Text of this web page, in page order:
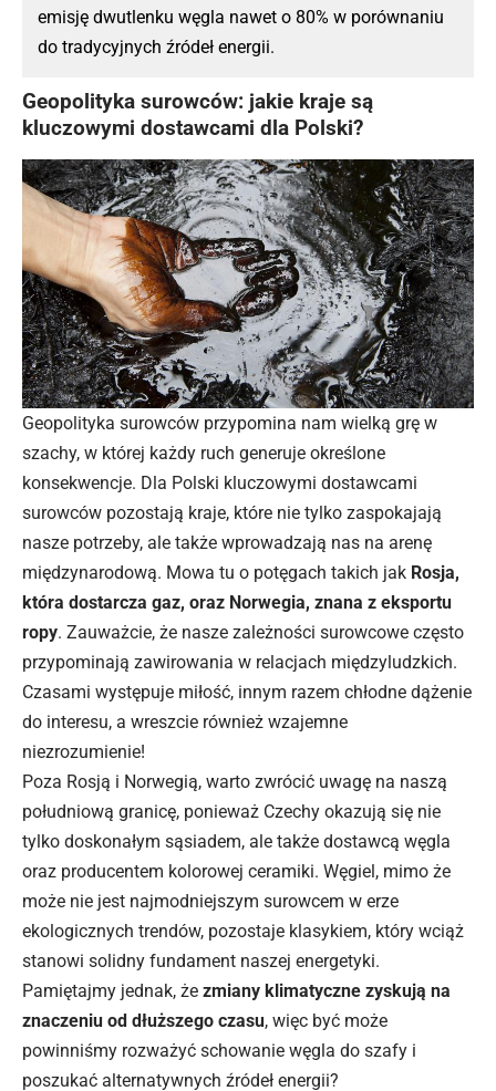
emisję dwutlenku węgla nawet o 80% w porównaniu
do tradycyjnych źródeł energii.
Geopolityka surowców: jakie kraje są
kluczowymi dostawcami dla Polski?
Geopolityka surowców przypomina nam wielką grę w
szachy, w której każdy ruch generuje określone
konsekwencje. Dla Polski kluczowymi dostawcami
surowców pozostają kraje, które nie tylko zaspokajają
nasze potrzeby, ale także wprowadzają nas na arenę
międzynarodową. Mowa tu o potęgach takich jak Rosja,
która dostarcza gaz, oraz Norwegia, znana z eksportu
ropy. Zauważcie, że nasze zależności surowcowe często
przypominają zawirowania w relacjach międzyludzkich.
Czasami występuje miłość, innym razem chłodne dążenie
do interesu, a wreszcie również wzajemne
niezrozumienie!
Poza Rosją i Norwegią, warto zwrócić uwagę na naszą
południową granicę, ponieważ Czechy okazują się nie
tylko doskonałym sąsiadem, ale także dostawcą węgla
oraz producentem kolorowej ceramiki. Węgiel, mimo że
może nie jest najmodniejszym surowcem w erze
ekologicznych trendów, pozostaje klasykiem, który wciąż
stanowi solidny fundament naszej energetyki.
Pamiętajmy jednak, że zmiany klimatyczne zyskują na
znaczeniu od dłuższego czasu, więc być może
powinniśmy rozważyć schowanie węgla do szafy i
poszukać alternatywnych źródeł energii?